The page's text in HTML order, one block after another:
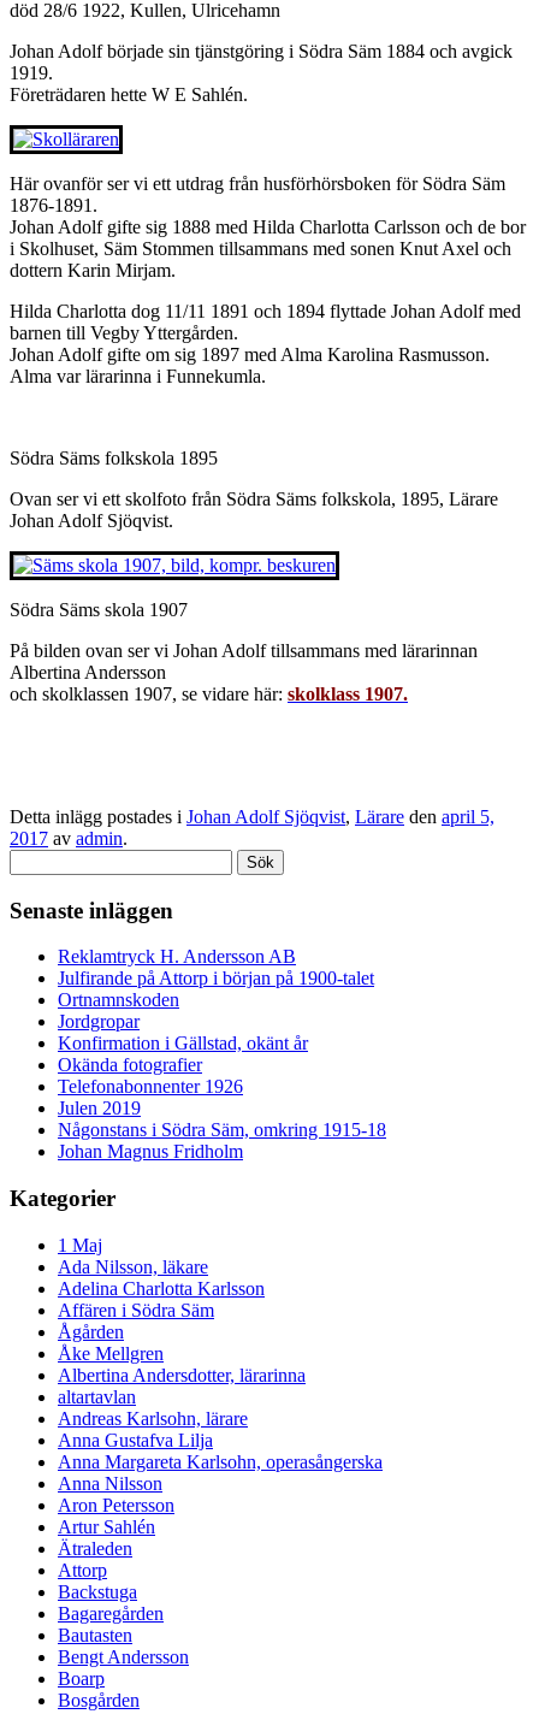
död 28/6 1922, Kullen, Ulricehamn
Johan Adolf började sin tjänstgöring i Södra Säm 1884 och avgick
1919.
Företrädaren hette W E Sahlén.
Här ovanför ser vi ett utdrag från husförhörsboken för Södra Säm
1876-1891.
Johan Adolf gifte sig 1888 med Hilda Charlotta Carlsson och de bor
i Skolhuset, Säm Stommen tillsammans med sonen Knut Axel och
dottern Karin Mirjam.
Hilda Charlotta dog 11/11 1891 och 1894 flyttade Johan Adolf med
barnen till Vegby Yttergården.
Johan Adolf gifte om sig 1897 med Alma Karolina Rasmusson.
Alma var lärarinna i Funnekumla.
Södra Säms folkskola 1895
Ovan ser vi ett skolfoto från Södra Säms folkskola, 1895, Lärare
Johan Adolf Sjöqvist.
Södra Säms skola 1907
På bilden ovan ser vi Johan Adolf tillsammans med lärarinnan
Albertina Andersson
och skolklassen 1907, se vidare här: skolklass 1907.
Detta inlägg postades i Johan Adolf Sjöqvist, Lärare den april 5,
2017 av admin.
efter:
Senaste inläggen
Reklamtryck H. Andersson AB
Julfirande på Attorp i början på 1900-talet
Ortnamnskoden
Jordgropar
Konfirmation i Gällstad, okänt år
Okända fotografier
Telefonabonnenter 1926
Julen 2019
Någonstans i Södra Säm, omkring 1915-18
Johan Magnus Fridholm
Kategorier
1 Maj
Ada Nilsson, läkare
Adelina Charlotta Karlsson
Affären i Södra Säm
Ågården
Åke Mellgren
Albertina Andersdotter, lärarinna
altartavlan
Andreas Karlsohn, lärare
Anna Gustafva Lilja
Anna Margareta Karlsohn, operasångerska
Anna Nilsson
Aron Petersson
Artur Sahlén
Ätraleden
Attorp
Backstuga
Bagaregården
Bautasten
Bengt Andersson
Boarp
Bosgården